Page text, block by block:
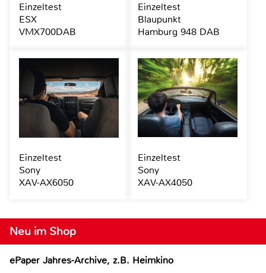
Neu im Shop
ePaper Jahres-Archive, z.B. Heimkino
Einzeltest
ESX
VMX700DAB
Einzeltest
Blaupunkt
Hamburg 948 DAB
Einzeltest
Sony
XAV-AX6050
Einzeltest
Sony
XAV-AX4050